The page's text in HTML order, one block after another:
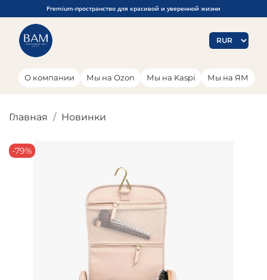
Premium-пространство для красивой и уверенной жизни
О компании Мы на Ozon Мы на Kaspi Мы на ЯМ
Главная Новинки
-79%